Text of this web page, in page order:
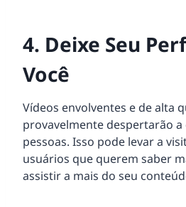
4. Deixe Seu
Você
Vídeos envolventes e de alta
provavelmente despertarão a
pessoas. Isso pode levar a
usuários que querem saber
assistir a mais do seu